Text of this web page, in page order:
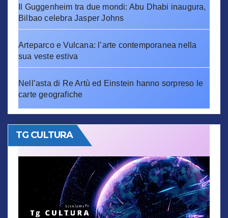
Il Guggenheim tra due mondi: Abu Dhabi inaugura,
Bilbao celebra Jasper Johns
Arteparco e Vulcana: l’arte contemporanea nella
sua veste estiva
Nell’asta di Re Artù ed Einstein hanno sorpreso le
carte geografiche
TG CULTURA